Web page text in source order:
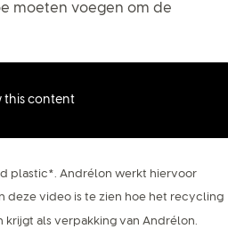
moeten voegen om de
this content
plastic*. Andrélon werkt hiervoor
deze video is te zien hoe het recycling
krijgt als verpakking van Andrélon.